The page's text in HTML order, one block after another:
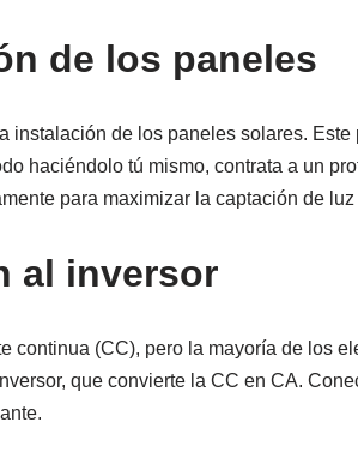
de los paneles
instalación de los paneles solares.
haciéndolo tú mismo, contrata a un
para maximizar la captación de luz
al inversor
continua (CC), pero la mayoría de los
que convierte la CC en CA.